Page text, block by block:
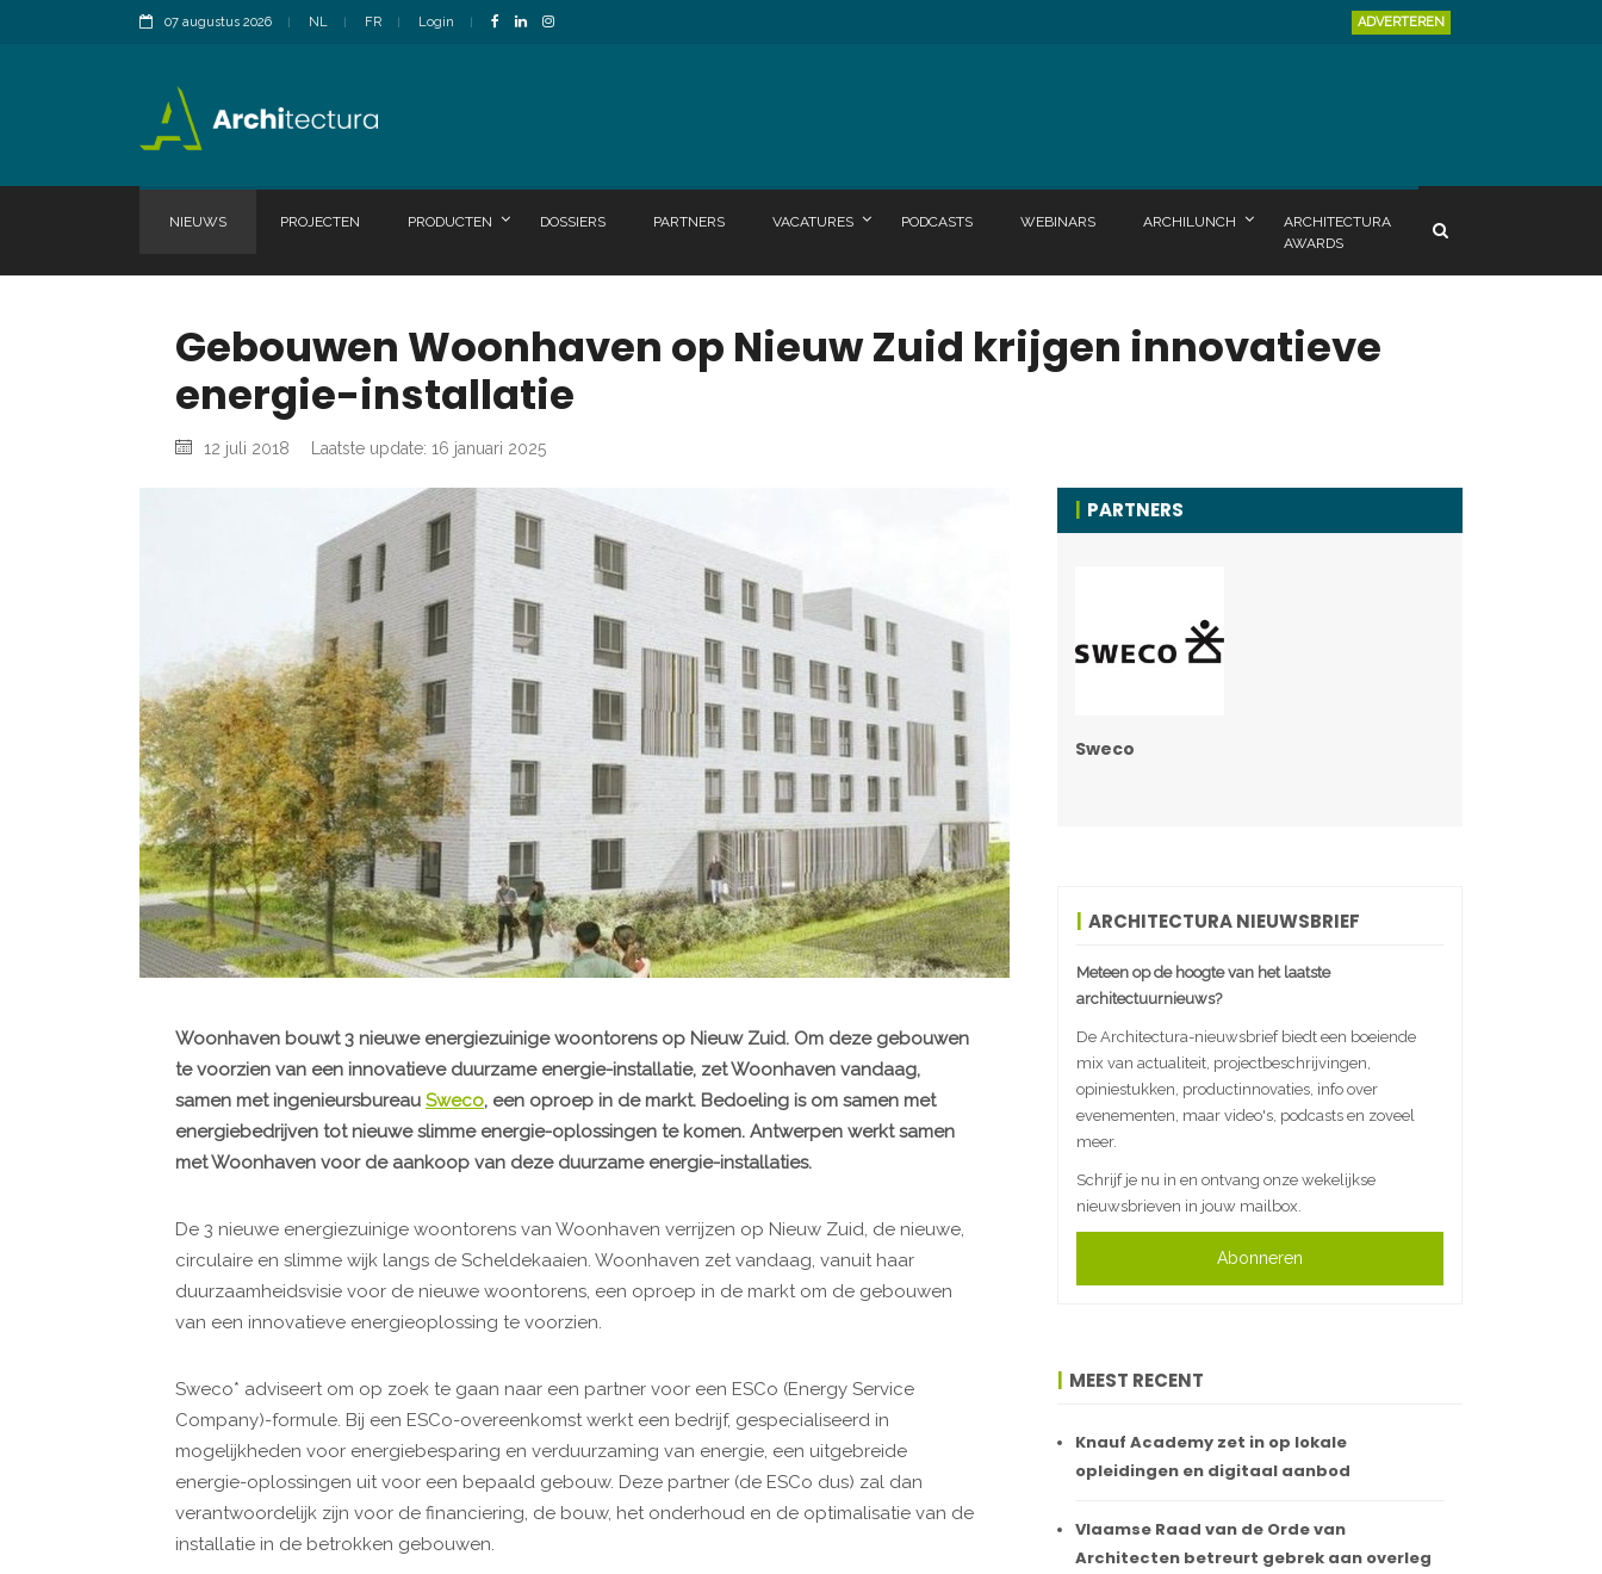
07 augustus 2026 NL FR Login ADVERTEREN
NIEUWS PROJECTEN PRODUCTEN DOSSIERS PARTNERS VACATURES PODCASTS WEBINARS ARCHILUNCH
ARCHITECTURA
AWARDS
Gebouwen Woonhaven op Nieuw Zuid krijgen innovatieve
energie-installatie
12 juli 2018 Laatste update: 16 januari 2025
Woonhaven bouwt 3 nieuwe energiezuinige woontorens op Nieuw Zuid. Om deze gebouwen
te voorzien van een innovatieve duurzame energie-installatie, zet Woonhaven vandaag,
samen met ingenieursbureau Sweco, een oproep in de markt. Bedoeling is om samen met
energiebedrijven tot nieuwe slimme energie-oplossingen te komen. Antwerpen werkt samen
met Woonhaven voor de aankoop van deze duurzame energie-installaties.
De 3 nieuwe energiezuinige woontorens van Woonhaven verrijzen op Nieuw Zuid, de nieuwe,
circulaire en slimme wijk langs de Scheldekaaien. Woonhaven zet vandaag, vanuit haar
duurzaamheidsvisie voor de nieuwe woontorens, een oproep in de markt om de gebouwen
van een innovatieve energieoplossing te voorzien.
Sweco* adviseert om op zoek te gaan naar een partner voor een ESCo (Energy Service
Company)-formule. Bij een ESCo-overeenkomst werkt een bedrijf, gespecialiseerd in
mogelijkheden voor energiebesparing en verduurzaming van energie, een uitgebreide
energie-oplossingen uit voor een bepaald gebouw. Deze partner (de ESCo dus) zal dan
verantwoordelijk zijn voor de financiering, de bouw, het onderhoud en de optimalisatie van de
installatie in de betrokken gebouwen.
PARTNERS
Sweco
ARCHITECTURA NIEUWSBRIEF
Meteen op de hoogte van het laatste
architectuurnieuws?
De Architectura-nieuwsbrief biedt een boeiende
mix van actualiteit, projectbeschrijvingen,
opiniestukken, productinnovaties, info over
evenementen, maar video's, podcasts en zoveel
meer.
Schrijf je nu in en ontvang onze wekelijkse
nieuwsbrieven in jouw mailbox.
Abonneren
MEEST RECENT
Knauf Academy zet in op lokale
opleidingen en digitaal aanbod
Vlaamse Raad van de Orde van
Architecten betreurt gebrek aan overleg